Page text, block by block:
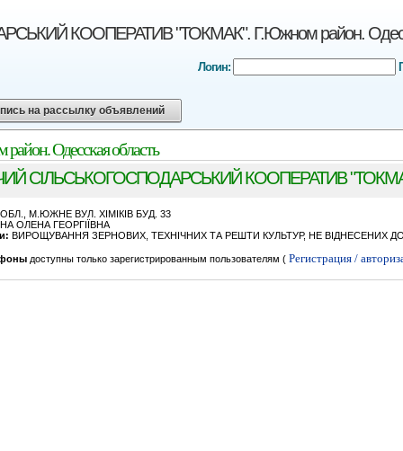
КООПЕРАТИВ "ТОКМАК". Г.Южном район.
Логин:
на рассылку объявлений
Одесская область
СIЛЬСЬКОГОСПОДАРСЬКИЙ КООПЕРАТИВ
М.ЮЖНЕ ВУЛ. ХIМIКIВ БУД. 33
ОЛЕНА ГЕОРГIЇВНА
ВИРОЩУВАННЯ ЗЕРНОВИХ, ТЕХНІЧНИХ ТА РЕШТИ КУЛЬТУР, НЕ ВІДНЕСЕНИХ
доступны только зарегистрированным пользователям ( Регистрация /